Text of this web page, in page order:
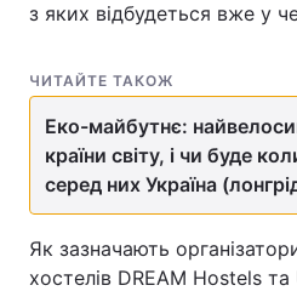
з яких відбудеться вже у
ЧИТАЙТЕ ТАКОЖ
Еко-майбутнє:
країни світу, і чи буде
серед них Україна
Як зазначають
хостелів DREAM Hostels